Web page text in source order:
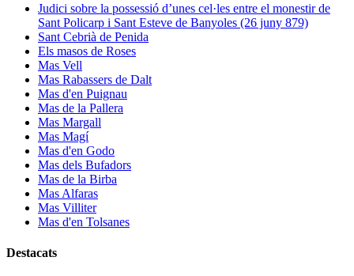
Judici sobre la possessió d’unes cel·les entre el monestir de
Sant Policarp i Sant Esteve de Banyoles (26 juny 879)
Sant Cebrià de Penida
Els masos de Roses
Mas Vell
Mas Rabassers de Dalt
Mas d'en Puignau
Mas de la Pallera
Mas Margall
Mas Magí
Mas d'en Godo
Mas dels Bufadors
Mas de la Birba
Mas Alfaras
Mas Villiter
Mas d'en Tolsanes
Destacats